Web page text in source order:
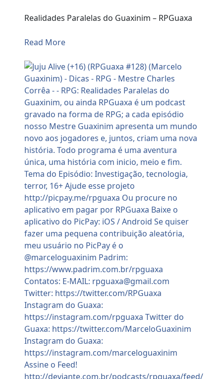
Realidades Paralelas do Guaxinim – RPGuaxa
Read More